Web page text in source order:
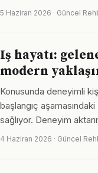
5 Haziran 2026 · Güncel
Iş hayatı:
modern
Konusunda deneyimli
başlangıç
sağlıyor. Deneyim
4 Haziran 2026 · Güncel